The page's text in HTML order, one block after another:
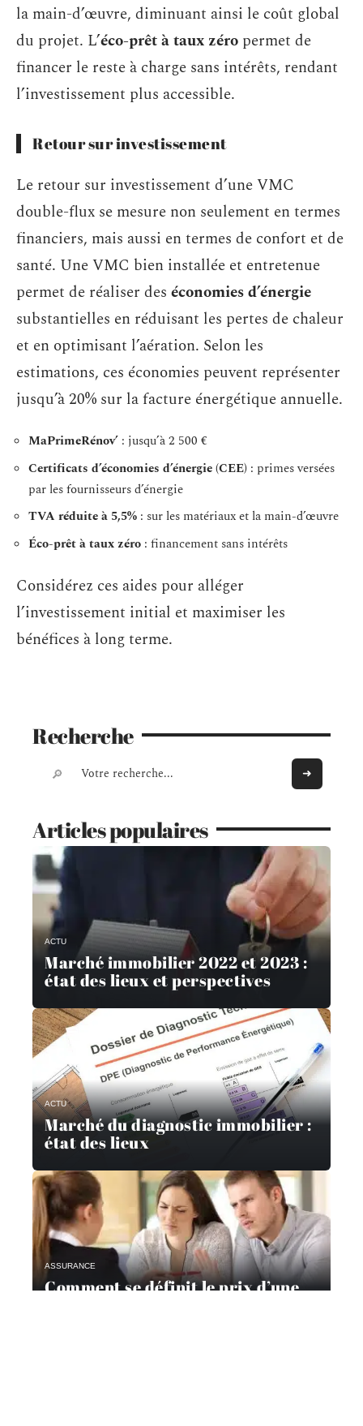
la main-d’œuvre, diminuant ainsi le coût global
du projet. L’éco-prêt à taux zéro permet de
financer le reste à charge sans intérêts, rendant
l’investissement plus accessible.
Retour sur investissement
Le retour sur investissement d’une VMC
double-flux se mesure non seulement en termes
financiers, mais aussi en termes de confort et de
santé. Une VMC bien installée et entretenue
permet de réaliser des économies d’énergie
substantielles en réduisant les pertes de chaleur
et en optimisant l’aération. Selon les
estimations, ces économies peuvent représenter
jusqu’à 20% sur la facture énergétique annuelle.
MaPrimeRénov’ : jusqu’à 2 500 €
Certificats d’économies d’énergie (CEE) : primes versées
par les fournisseurs d’énergie
TVA réduite à 5,5% : sur les matériaux et la main-d’œuvre
Éco-prêt à taux zéro : financement sans intérêts
Considérez ces aides pour alléger
l’investissement initial et maximiser les
bénéfices à long terme.
Recherche
Articles populaires
ACTU
Marché immobilier 2022 et 2023 :
état des lieux et perspectives
ACTU
Marché du diagnostic immobilier :
état des lieux
ASSURANCE
Comment se définit le prix d’une